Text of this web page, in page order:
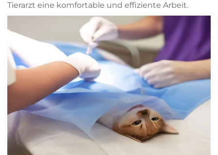
Tierarzt eine komfortable und effiziente Arbeit.